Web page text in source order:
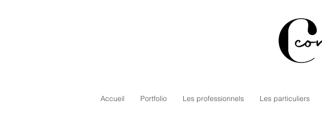
Accueil Portfolio Les professionnels Les particuliers